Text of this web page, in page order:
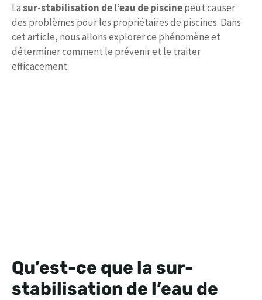
Lasur-stabilisation de l’eau de piscinepeut causer
des problèmes pour les propriétaires de piscines. Dans
cet article, nous allons explorer ce phénomène et
déterminer comment le prévenir et le traiter
efficacement.
Qu’est-ce que la sur-
stabilisation de l’eau de